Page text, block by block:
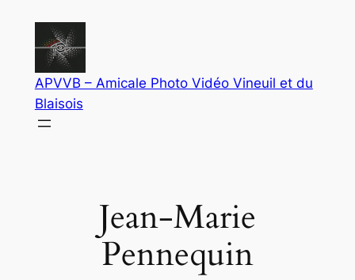
contenu
APVVB – Amicale Photo Vidéo Vineuil et du
Blaisois
Jean-Marie
Pennequin